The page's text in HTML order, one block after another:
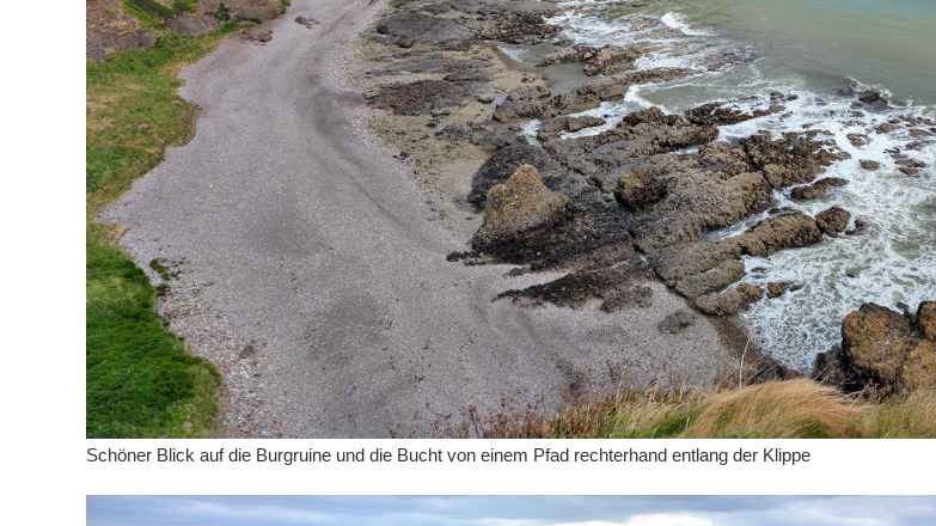
Schöner Blick auf die Burgruine und die Bucht von einem Pfad rechterhand entlang der Klippe